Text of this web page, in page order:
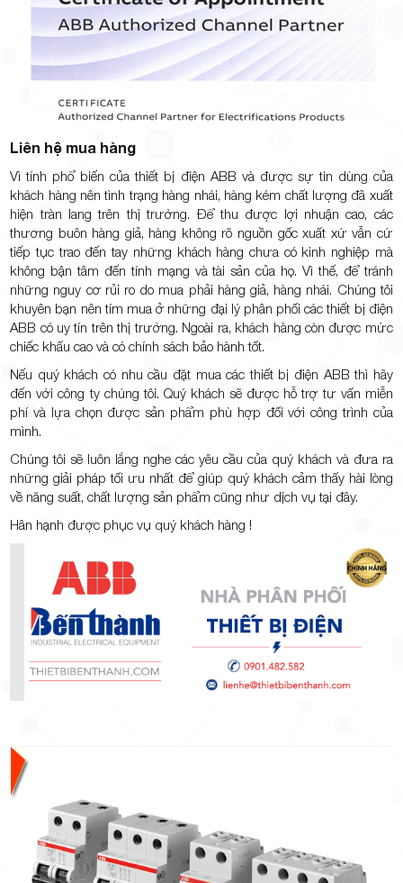
Liên hệ mua hàng
Vì tính phổ biến của thiết bị điện ABB và được sự tin dùng của
khách hàng nên tình trạng hàng nhái, hàng kém chất lượng đã xuất
hiện tràn lang trên thị trường. Để thu được lợi nhuận cao, các
thương buôn hàng giả, hàng không rõ nguồn gốc xuất xứ vẫn cứ
tiếp tục trao đến tay những khách hàng chưa có kinh nghiệp mà
không bận tâm đến tính mạng và tài sản của họ. Vì thế, để tránh
những nguy cơ rủi ro do mua phải hàng giả, hàng nhái. Chúng tôi
khuyên bạn nên tím mua ở những đại lý phân phối các thiết bị điện
ABB có uy tín trên thị trường. Ngoài ra, khách hàng còn được mức
chiếc khấu cao và có chính sách bảo hành tốt.
Nếu quý khách có nhu cầu đặt mua các thiết bị điện ABB thì hãy
đến với công ty chúng tôi. Quý khách sẽ được hỗ trợ tư vấn miễn
phí và lựa chọn được sản phẩm phù hợp đối với công trình của
mình.
Chúng tôi sẽ luôn lắng nghe các yêu cầu của quý khách và đưa ra
những giải pháp tối ưu nhất để giúp quý khách cảm thấy hài lòng
về năng suất, chất lượng sản phẩm cũng như dịch vụ tại đây.
Hân hạnh được phục vụ quý khách hàng !